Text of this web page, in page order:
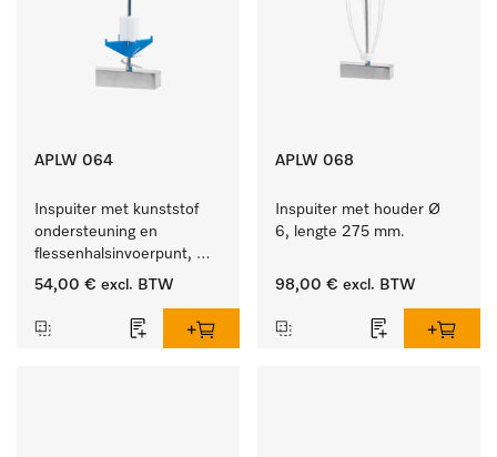
APLW 064
Inspuiter met kunststof
ondersteuning en
flessenhalsinvoerpunt,
ster, Ø 6, lengte 225 mm.
54,00 € excl. BTW
APLW 068
Inspuiter met houder Ø
6, lengte 275 mm.
98,00 € excl. BTW